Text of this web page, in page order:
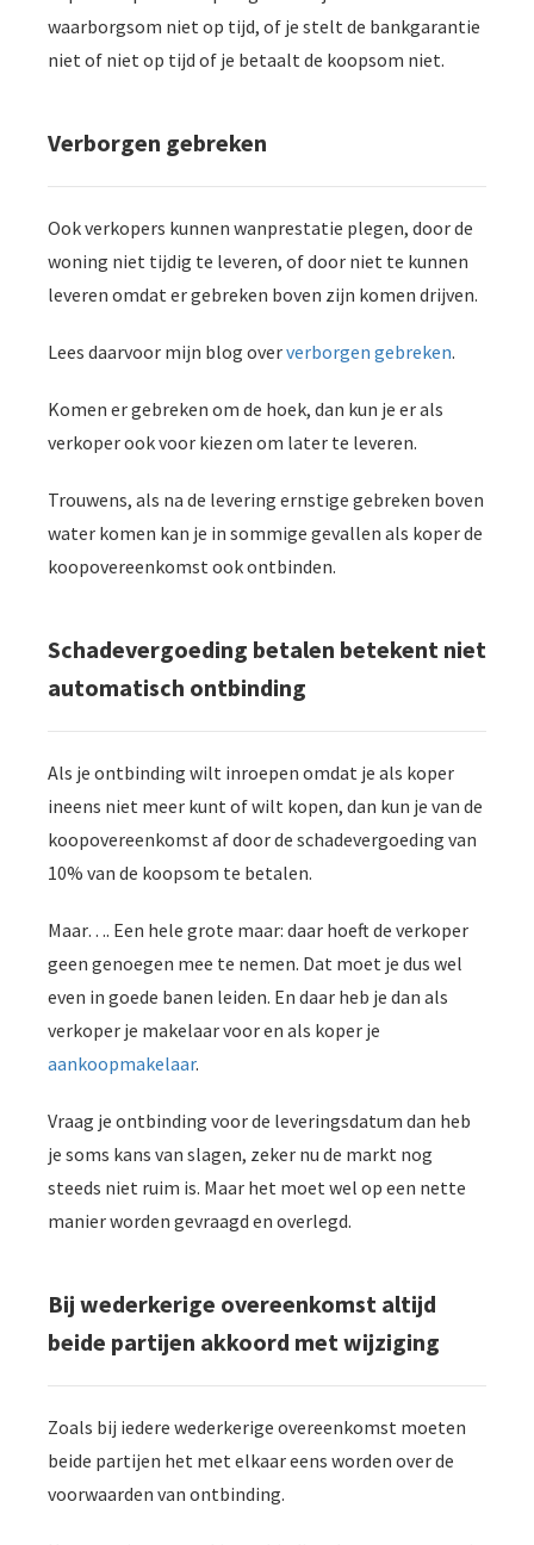
waarborgsom niet op tijd, of je stelt de bankgarantie
niet of niet op tijd of je betaalt de koopsom niet.
Verborgen gebreken
Ook verkopers kunnen wanprestatie plegen, door de
woning niet tijdig te leveren, of door niet te kunnen
leveren omdat er gebreken boven zijn komen drijven.
Lees daarvoor mijn blog oververborgen gebreken.
Komen er gebreken om de hoek, dan kun je er als
verkoper ook voor kiezen om later te leveren.
Trouwens, als na de levering ernstige gebreken boven
water komen kan je in sommige gevallen als koper de
koopovereenkomst ook ontbinden.
Schadevergoeding betalen betekent niet
automatisch ontbinding
Als je ontbinding wilt inroepen omdat je als koper
ineens niet meer kunt of wilt kopen, dan kun je van de
koopovereenkomst af door de schadevergoeding van
10% van de koopsom te betalen.
Maar…. Een hele grote maar: daar hoeft de verkoper
geen genoegen mee te nemen. Dat moet je dus wel
even in goede banen leiden. En daar heb je dan als
verkoper je makelaar voor en als koper je
aankoopmakelaar.
Vraag je ontbinding voor de leveringsdatum dan heb
je soms kans van slagen, zeker nu de markt nog
steeds niet ruim is. Maar het moet wel op een nette
manier worden gevraagd en overlegd.
Bij wederkerige overeenkomst altijd
beide partijen akkoord met wijziging
Zoals bij iedere wederkerige overeenkomst moeten
beide partijen het met elkaar eens worden over de
voorwaarden van ontbinding.